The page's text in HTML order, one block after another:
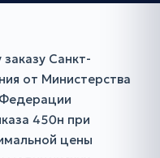
Санкт-
от Министерства
450н при
цены